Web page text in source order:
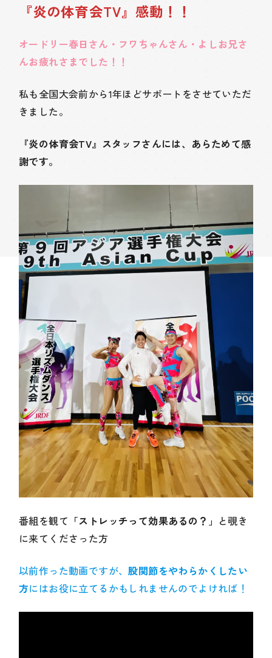
『炎の体育会TV』感動！！
オードリー春日さん・フワちゃんさん・よしお兄さ
んお疲れさまでした！！
私も全国大会前から1年ほどサポートをさせていただ
きました。
『炎の体育会TV』スタッフさんには、あらためて感
謝です。
番組を観て 「ストレッチって効果あるの？」 と覗き
に来てくださった方
以前作った動画ですが、股関節をやわらかくしたい
方にはお役に立てるかもしれませんのでよければ！